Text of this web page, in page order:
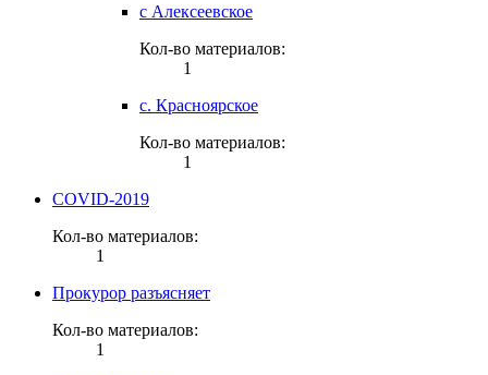
с Алексеевское
Кол-во материалов:
1
с. Красноярское
Кол-во материалов:
1
COVID-2019
Кол-во материалов:
1
Прокурор разъясняет
Кол-во материалов:
1